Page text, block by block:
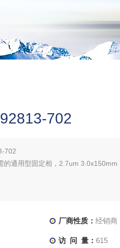
702
702
的通用型固定相，2.7um 3.0x150mm
厂商性质： 经销商
访 问 量： 615